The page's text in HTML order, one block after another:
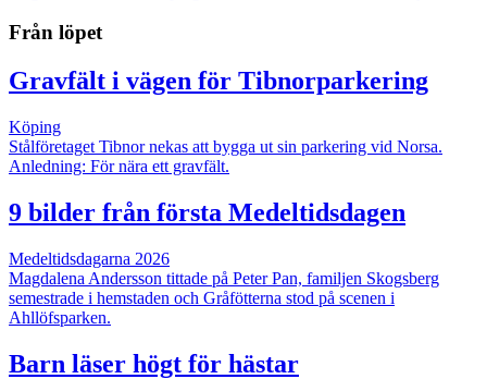
Från löpet
Gravfält i vägen för Tibnorparkering
Köping
Stålföretaget Tibnor nekas att bygga ut sin parkering vid Norsa.
Anledning: För nära ett gravfält.
9 bilder från första Medeltidsdagen
Medeltidsdagarna 2026
Magdalena Andersson tittade på Peter Pan, familjen Skogsberg
semestrade i hemstaden och Gråfötterna stod på scenen i
Ahllöfsparken.
Barn läser högt för hästar